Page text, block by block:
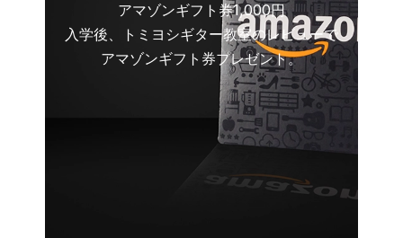
アマゾンギフト券1,000円
入学後、トミヨシギター教室のレビューで
アマゾンギフト券プレゼント。